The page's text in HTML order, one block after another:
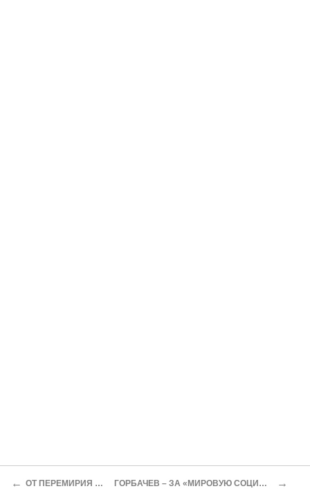
← ОТ ПЕРЕМИРИЯ – СНОВА К ВОЙНЕ ГОРБАЧЕВ – ЗА «МИРОВУЮ СОЦИАЛИСТИЧЕСКУЮ ПЕРЕСТРОЙКУ» →